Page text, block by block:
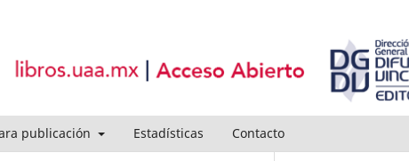
publicación Estadísticas Contacto